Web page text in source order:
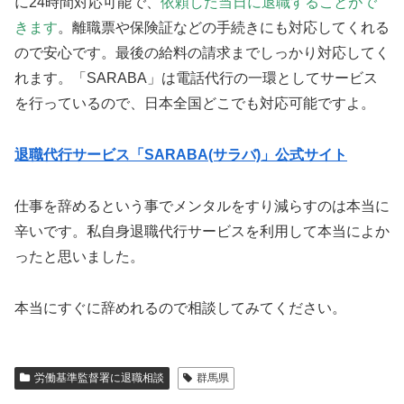
きます。離職票や保険証などの手続きにも対応してくれる
ので安心です。最後の給料の請求までしっかり対応してく
れます。「SARABA」は電話代行の一環としてサービス
を行っているので、日本全国どこでも対応可能ですよ。
退職代行サービス「SARABA(サラバ)」公式サイト
仕事を辞めるという事でメンタルをすり減らすのは本当に
辛いです。私自身退職代行サービスを利用して本当によか
ったと思いました。
本当にすぐに辞めれるので相談してみてください。
労働基準監督署に退職相談 群馬県